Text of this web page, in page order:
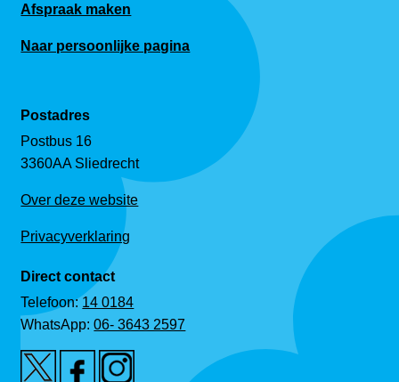
Afspraak maken
Naar persoonlijke pagina
Postadres
Postbus 16
3360AA Sliedrecht
Over deze website
Privacyverklaring
Direct contact
Telefoon:14 0184
WhatsApp:06- 3643 2597